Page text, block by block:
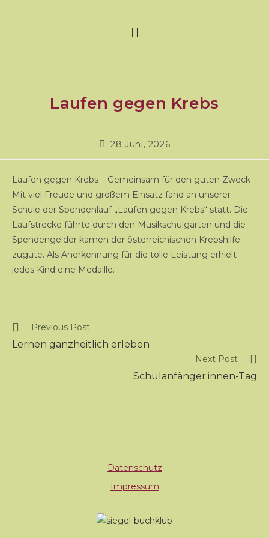
Laufen gegen Krebs
28 Juni, 2026
Laufen gegen Krebs – Gemeinsam für den guten Zweck
Mit viel Freude und großem Einsatz fand an unserer
Schule der Spendenlauf „Laufen gegen Krebs“ statt. Die
Laufstrecke führte durch den Musikschulgarten und die
Spendengelder kamen der österreichischen Krebshilfe
zugute. Als Anerkennung für die tolle Leistung erhielt
jedes Kind eine Medaille.
Previous Post
Lernen ganzheitlich erleben
Next Post
Schulanfänger:innen-Tag
Datenschutz
Impressum